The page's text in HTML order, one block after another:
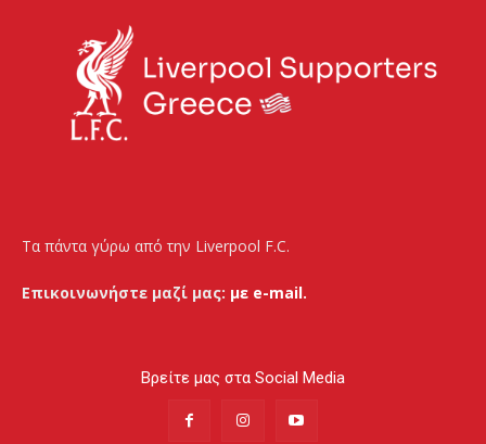
Τα πάντα γύρω από την Liverpool F.C.
Επικοινωνήστε μαζί μας: με e-mail.
Βρείτε μας στα Social Media